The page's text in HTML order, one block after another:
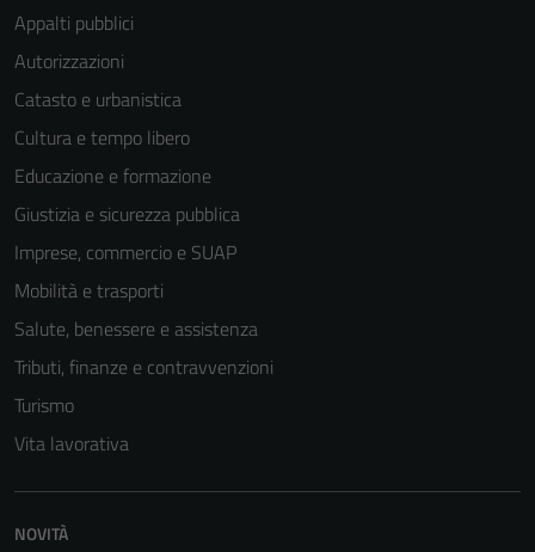
Appalti pubblici
Autorizzazioni
Catasto e urbanistica
Cultura e tempo libero
Educazione e formazione
Giustizia e sicurezza pubblica
Imprese, commercio e SUAP
Mobilità e trasporti
Salute, benessere e assistenza
Tributi, finanze e contravvenzioni
Turismo
Vita lavorativa
NOVITÀ